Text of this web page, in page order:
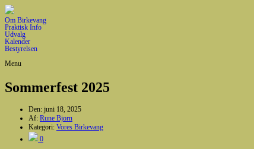
Om Birkevang
Praktisk Info
Udvalg
Kalender
Bestyrelsen
Menu
Sommerfest 2025
Den: juni 18, 2025
Af: Rune Bjorn
Kategori: Vores Birkevang
0